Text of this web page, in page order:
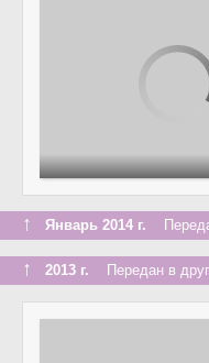
↑ Январь 2014 г.
↑ 2013 г. Передан в